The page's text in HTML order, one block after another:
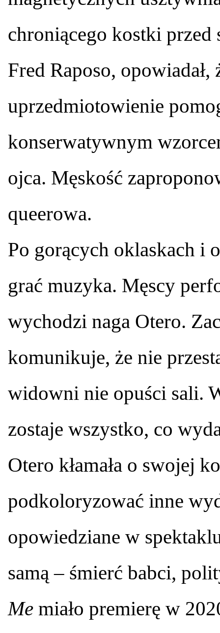
chroniącego kostki przed
Fred Raposo, opowiadał,
uprzedmiotowienie
konserwatywnym
ojca. Męskość
queerowa.
Po gorących oklaskach i
grać muzyka. Męscy
wychodzi naga Otero.
komunikuje, że nie
widowni nie opuści sali.
zostaje wszystko, co
Otero kłamała o swojej
podkoloryzować inne
opowiedziane w
samą – śmierć babci,
Me miało premierę w